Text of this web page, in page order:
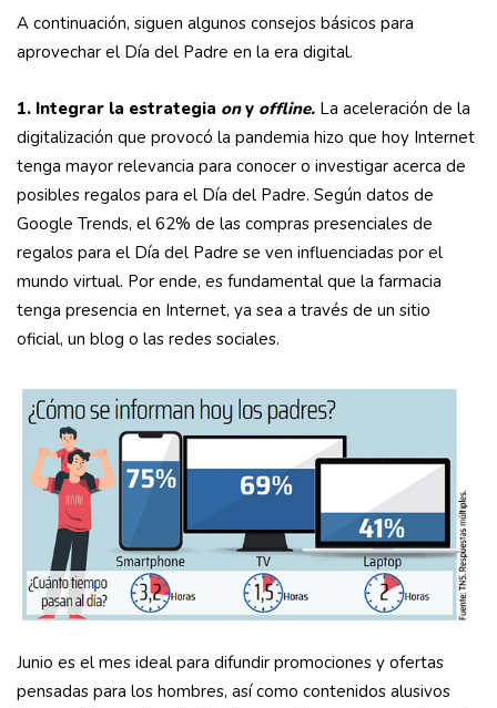
A continuación, siguen algunos consejos básicos para
aprovechar el Día del Padre en la era digital.
1. Integrar la estrategia ony offline. La aceleración de la
digitalización que provocó la pandemia hizo que hoy Internet
tenga mayor relevancia para conocer o investigar acerca de
posibles regalos para el Día del Padre. Según datos de
Google Trends, el 62% de las compras presenciales de
regalos para el Día del Padre se ven influenciadas por el
mundo virtual. Por ende, es fundamental que la farmacia
tenga presencia en Internet, ya sea a través de un sitio
oficial, un blog o las redes sociales.
Junio es el mes ideal para difundir promociones y ofertas
pensadas para los hombres, así como contenidos alusivos